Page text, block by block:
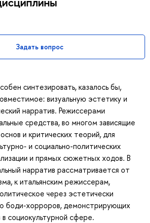
Задать вопрос
синтезировать, казалось бы,
визуальную эстетику и
нарратив. Режиссерами
средства, во многом зависящие
и критических теорий, для
и социально-политических
и прямых сюжетных ходов. В
нарратив рассматривается от
к итальянским режиссерам,
через эстетически
боди-хорроров, демонстрирующих
социокультурной сфере.